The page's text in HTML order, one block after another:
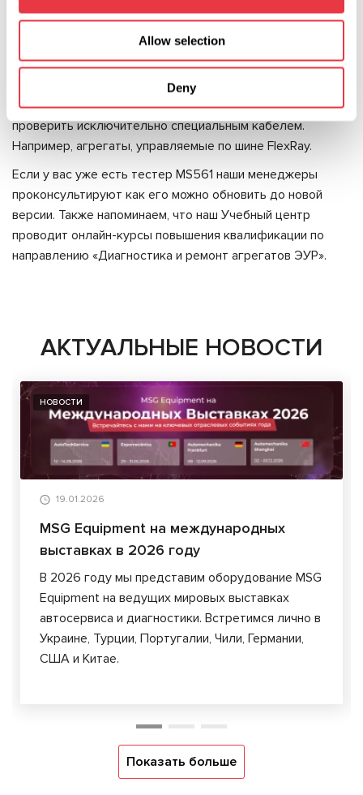
Allow selection
Deny
подключения агрегата и получения недостоверных
результатов диагностики;
• исключается вероятность повреждения блока
К тому же существуют агрегаты, которые в можно
проверить исключительно специальным кабелем.
Например, агрегаты, управляемые по шине FlexRay.
Если у вас уже есть тестер MS561 наши менеджеры
проконсультируют как его можно обновить до новой
версии. Также напоминаем, что наш Учебный центр
проводит онлайн-курсы повышения квалификации по
направлению «Диагностика и ремонт агрегатов ЭУР».
АКТУАЛЬНЫЕ НОВОСТИ
НОВОСТИ
19.01.2026
MSG Equipment на международных
выставках в 2026 году
В 2026 году мы представим оборудование MSG
Equipment на ведущих мировых выставках
автосервиса и диагностики. Встретимся лично в
Украине, Турции, Португалии, Чили, Германии,
США и Китае.
Показать больше